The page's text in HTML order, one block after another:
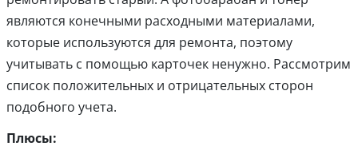
являются конечными расходными материалами,
которые используются для ремонта, поэтому
учитывать с помощью карточек ненужно. Рассмотрим
список положительных и отрицательных сторон
подобного учета.
Плюсы: